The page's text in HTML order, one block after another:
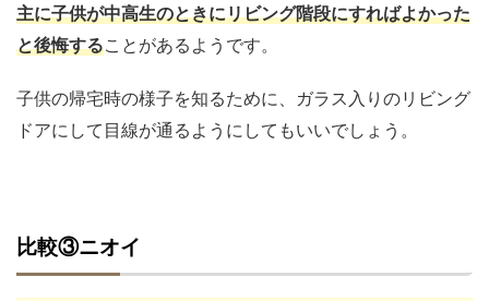
主に子供が中高生のときにリビング階段にすればよかった
と後悔することがあるようです。
子供の帰宅時の様子を知るために、ガラス入りのリビング
ドアにして目線が通るようにしてもいいでしょう。
比較③ニオイ